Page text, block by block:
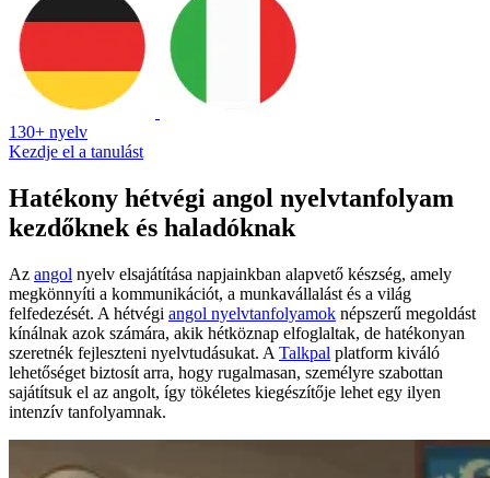
130+ nyelv
Kezdje el a tanulást
Hatékony hétvégi angol nyelvtanfolyam
kezdőknek és haladóknak
Az angol nyelv elsajátítása napjainkban alapvető készség, amely
megkönnyíti a kommunikációt, a munkavállalást és a világ
felfedezését. A hétvégi angol nyelvtanfolyamok népszerű megoldást
kínálnak azok számára, akik hétköznap elfoglaltak, de hatékonyan
szeretnék fejleszteni nyelvtudásukat. A Talkpal platform kiváló
lehetőséget biztosít arra, hogy rugalmasan, személyre szabottan
sajátítsuk el az angolt, így tökéletes kiegészítője lehet egy ilyen
intenzív tanfolyamnak.